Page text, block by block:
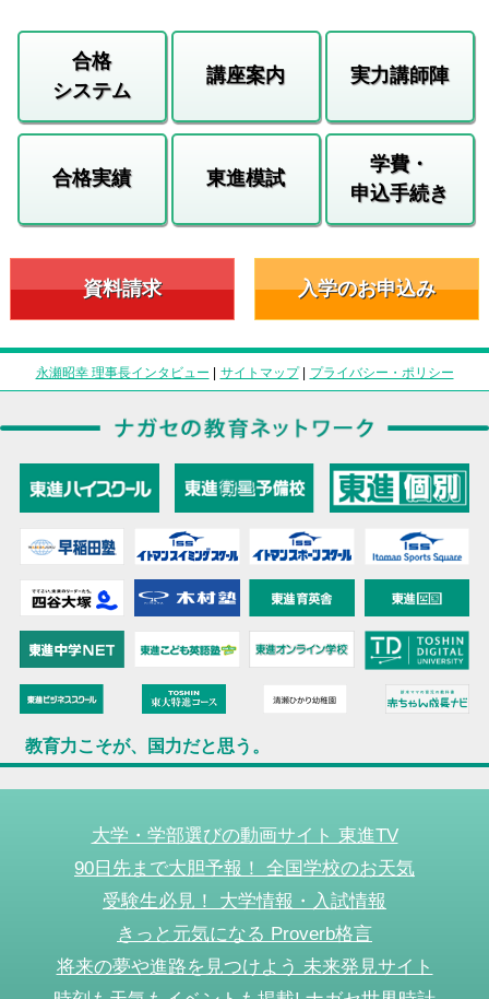
合格
システム
講座案内 実力講師陣
合格実績 東進模試
学費・
申込手続き
資料請求 入学のお申込み
永瀬昭幸 理事長インタビュー | サイトマップ| プライバシー・ポリシー
教育力こそが、国力だと思う。
大学・学部選びの動画サイト 東進TV
90日先まで大胆予報！ 全国学校のお天気
受験生必見！ 大学情報・入試情報
きっと元気になる Proverb格言
将来の夢や進路を見つけよう 未来発見サイト